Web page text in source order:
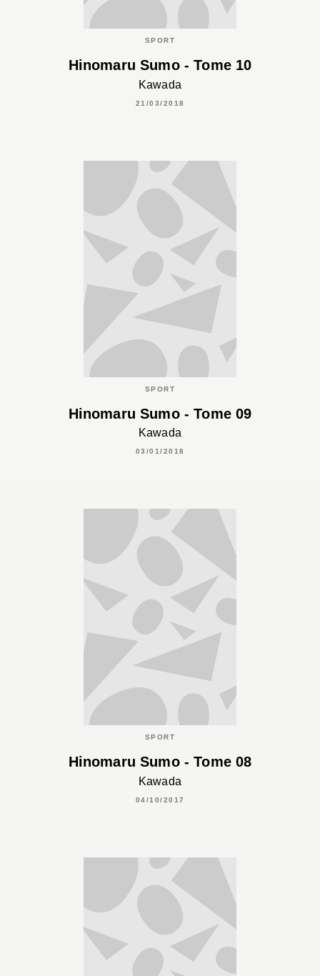
SPORT
Hinomaru Sumo - Tome 10
Kawada
21/03/2018
SPORT
Hinomaru Sumo - Tome 09
Kawada
03/01/2018
SPORT
Hinomaru Sumo - Tome 08
Kawada
04/10/2017